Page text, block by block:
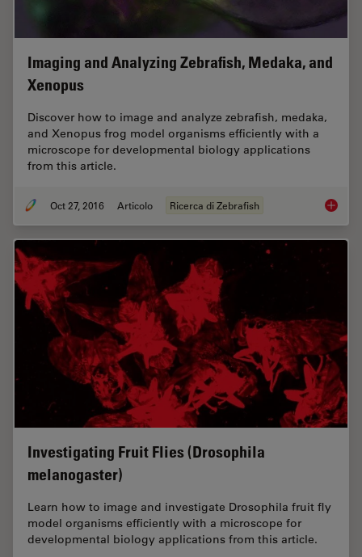
Imaging and Analyzing Zebrafish, Medaka, and
Xenopus
Discover how to image and analyze zebrafish, medaka,
and Xenopus frog model organisms efficiently with a
microscope for developmental biology applications
from this article.
Oct 27, 2016 Articolo Ricerca di Zebrafish
Investigating Fruit Flies (Drosophila
melanogaster)
Learn how to image and investigate Drosophila fruit fly
model organisms efficiently with a microscope for
developmental biology applications from this article.